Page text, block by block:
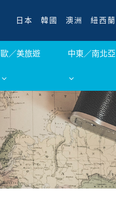
日本 韓國 澳洲 紐西蘭
歐／美旅遊 中東／南北亞